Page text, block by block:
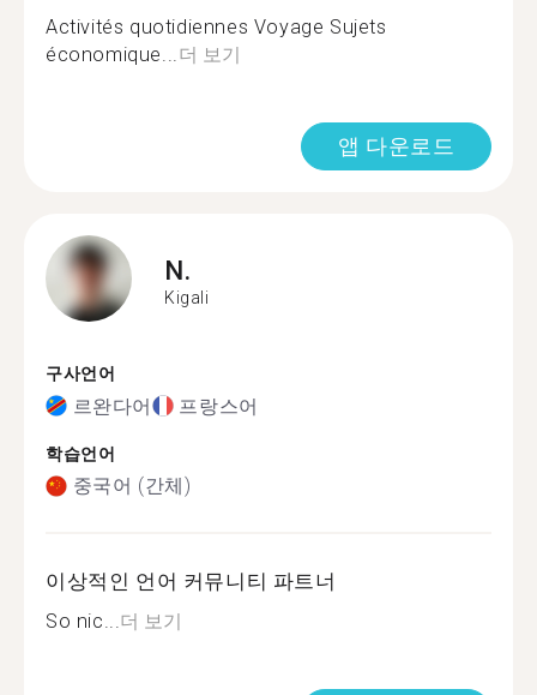
Activités quotidiennes Voyage Sujets
économique...더 보기
앱 다운로드
N.
Kigali
구사언어
르완다어 프랑스어
학습언어
중국어 (간체)
이상적인 언어 커뮤니티 파트너
So nic...더 보기